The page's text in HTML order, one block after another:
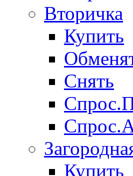
Вторичка
Купить
Снять
Купить